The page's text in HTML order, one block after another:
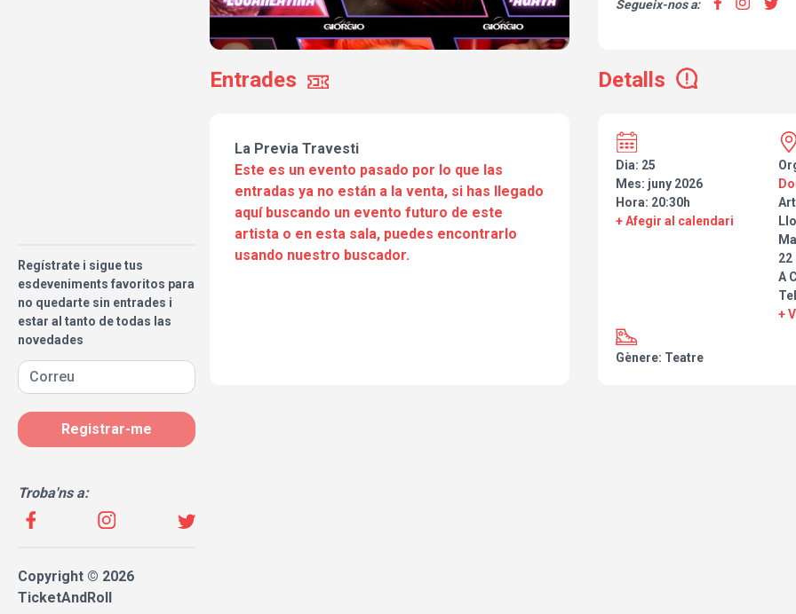
Regístrate i sigue tus
esdeveniments favoritos para
no quedarte sin entrades i
estar al tanto de todas las
novedades
Registrar-me
Troba'ns a:
Copyright © 2026
TicketAndRoll
acto es una cacería, cada
¿Están listos para sobrevivir?.
¿Prefieres ser la monitora hot
verano, o por el contrario, el
disfruta matando a sus
Te esperamos 25 día de Junio
Segueix-nos a:
Entrades Detalls
La Previa Travesti
Este es un evento pasado por lo que las
entradas ya no están a la venta, si has llegado
aquí buscando un evento futuro de este
artista o en esta sala, puedes encontrarlo
usando nuestro buscador.
Dia: 25
Mes: juny 2026
Hora: 20:30h
+ Afegir al calendari
22
A
+
Gènere: Teatre